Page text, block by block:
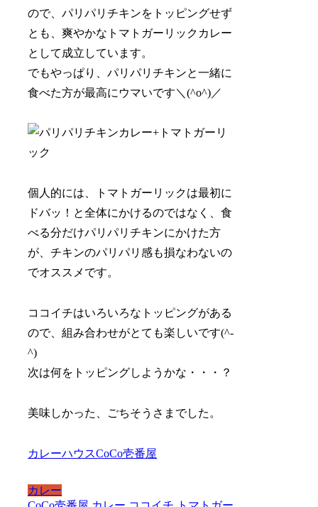
ので、パリパリチキンをトッピングせず
とも、爽やかなトマトガーリックカレー
として成立しています。
でもやっぱり、パリパリチキンと一緒に
食べた方が最高にウマいです＼(^o^)／
個人的には、トマトガーリックは最初に
ドバッ！と全体にかけるのではなく、食
べる分だけパリパリチキンにかけた方
が、チキンのパリパリ感も損なわないの
でオススメです。
ココイチはいろいろなトッピングがある
ので、組み合わせがとても楽しいです(^-
^)
次は何をトッピングしようかな・・・？
美味しかった、ごちそうさまでした。
カレーハウスCoCo壱番屋
カレー